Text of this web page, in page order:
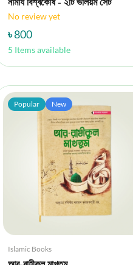
নামায বিশ্বকোষ - ২টি ভলিয়ম সেট
No review yet
৳ 800
5 Items available
Popular New
Islamic Books